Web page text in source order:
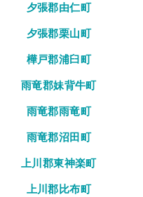
夕張郡由仁町
夕張郡栗山町
樺戸郡浦臼町
雨竜郡妹背牛町
雨竜郡雨竜町
雨竜郡沼田町
上川郡東神楽町
上川郡比布町